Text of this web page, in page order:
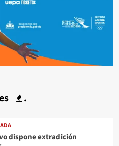
.
dispone extradición